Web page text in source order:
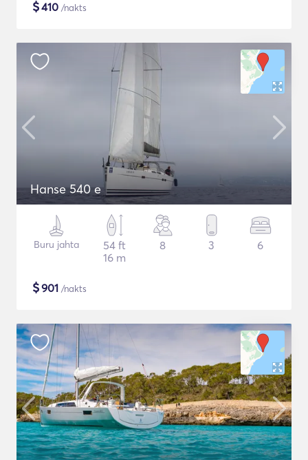
$410 /nakts
Hanse 540 e
Buru jahta
54 ft
16 m
8 3 6
$901 /nakts